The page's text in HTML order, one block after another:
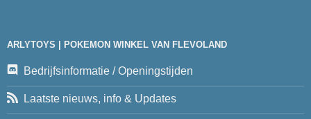
ARLYTOYS | POKEMON WINKEL VAN FLEVOLAND
Bedrijfsinformatie / Openingstijden
Laatste nieuws, info & Updates